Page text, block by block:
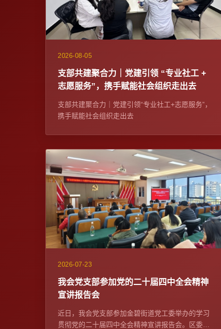
2026-08-05
支部共建聚合力｜党建引领 “专业社工 +
志愿服务”，携手赋能社会组织走出去
支部共建聚合力｜党建引领“专业社工+志愿服务”，
携手赋能社会组织走出去
2026-07-23
我会党支部参加党的二十届四中全会精神
宣讲报告会
近日，我会党支部参加金碧街道党工委举办的学习
贯彻党的二十届四中全会精神宣讲报告会。区委宣